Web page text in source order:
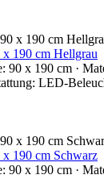
190 cm Hellgrau
90 x 190 cm ·
LED-
190 cm Schwarz
90 x 190 cm ·